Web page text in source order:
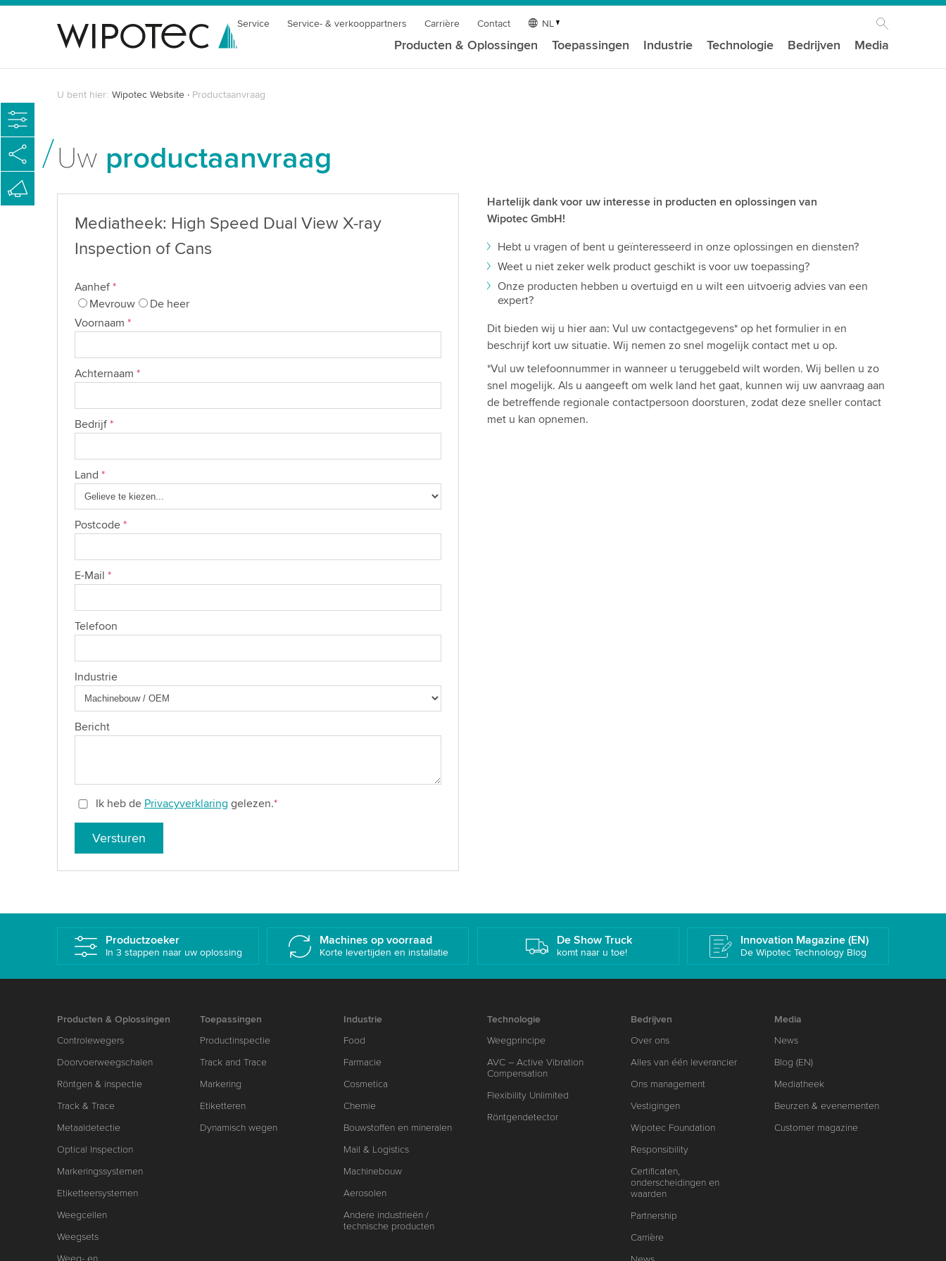
Service Service- & verkooppartners Carrière Contact NL
Producten & Oplossingen Toepassingen Industrie Technologie Bedrijven Media
U bent hier: Wipotec Website Productaanvraag
Uw productaanvraag
Mediatheek: High Speed Dual View X-ray
Inspection of Cans
Aanhef *
Mevrouw
De heer
Voornaam *
Achternaam *
Bedrijf *
Land *
Postcode *
E-Mail *
Telefoon
Industrie
Bericht
Ik heb de Privacyverklaring gelezen.*
Versturen
Hartelijk dank voor uw interesse in producten en oplossingen van
Wipotec GmbH!
Hebt u vragen of bent u geïnteresseerd in onze oplossingen en diensten?
Weet u niet zeker welk product geschikt is voor uw toepassing?
Onze producten hebben u overtuigd en u wilt een uitvoerig advies van een
expert?
Dit bieden wij u hier aan: Vul uw contactgegevens* op het formulier in en
beschrijf kort uw situatie. Wij nemen zo snel mogelijk contact met u op.
*Vul uw telefoonnummer in wanneer u teruggebeld wilt worden. Wij bellen u zo
snel mogelijk. Als u aangeeft om welk land het gaat, kunnen wij uw aanvraag aan
de betreffende regionale contactpersoon doorsturen, zodat deze sneller contact
met u kan opnemen.
Productzoeker
In 3 stappen naar uw oplossing
Machines op voorraad
Korte levertijden en installatie
De Show Truck
komt naar u toe!
Innovation Magazine (EN)
De Wipotec Technology Blog
Producten & Oplossingen
Controlewegers
Doorvoerweegschalen
Röntgen & inspectie
Track & Trace
Metaaldetectie
Optical Inspection
Markeringssystemen
Etiketteersystemen
Weegcellen
Weegsets
Weeg- en
Toepassingen
Productinspectie
Track and Trace
Markering
Etiketteren
Dynamisch wegen
Industrie
Food
Farmacie
Cosmetica
Chemie
Bouwstoffen en mineralen
Mail & Logistics
Machinebouw
Aerosolen
Andere industrieën /
technische producten
Technologie
Weegprincipe
AVC – Active Vibration
Compensation
Flexibility Unlimited
Röntgendetector
Bedrijven
Over ons
Alles van één leverancier
Ons management
Vestigingen
Wipotec Foundation
Responsibility
Certificaten,
onderscheidingen en
waarden
Partnership
Carrière
Media
News
Blog (EN)
Mediatheek
Beurzen & evenementen
Customer magazine